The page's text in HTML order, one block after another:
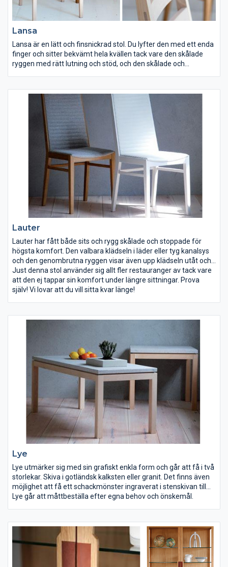
Lansa
Lansa är en lätt och finsnickrad stol. Du lyfter den med ett enda
finger och sitter bekvämt hela kvällen tack vare den skålade
ryggen med rätt lutning och stöd, och den skålade och
Lauter
Lauter har fått både sits och rygg skålade och stoppade för
högsta komfort. Den valbara klädseln i läder eller tyg kanalsys
och den genombrutna ryggen visar även upp klädseln utåt och
bakåt.
Just denna stol använder sig allt fler restauranger av tack vare
att den ej tappar sin komfort under längre sittningar. Prova
själv! Vi lovar att du vill sitta kvar länge!
Lye
Lye utmärker sig med sin grafiskt enkla form och går att få i två
storlekar. Skiva i gotländsk kalksten eller granit. Det finns även
möjlighet att få ett schackmönster ingraverat i stenskivan till
det kvadratiska bordet.
Lye går att måttbeställa efter egna behov och önskemål.